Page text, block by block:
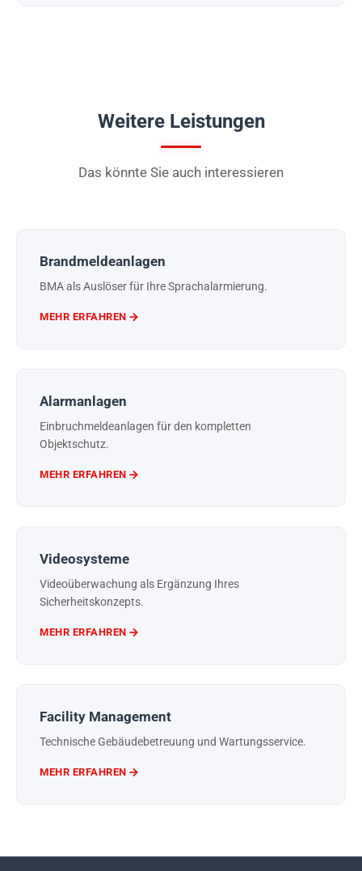
Weitere Leistungen
Das könnte Sie auch interessieren
Brandmeldeanlagen
BMA als Auslöser für Ihre Sprachalarmierung.
MEHR ERFAHREN
Alarmanlagen
Einbruchmeldeanlagen für den kompletten
Objektschutz.
MEHR ERFAHREN
Videosysteme
Videoüberwachung als Ergänzung Ihres
Sicherheitskonzepts.
MEHR ERFAHREN
Facility Management
Technische Gebäudebetreuung und Wartungsservice.
MEHR ERFAHREN